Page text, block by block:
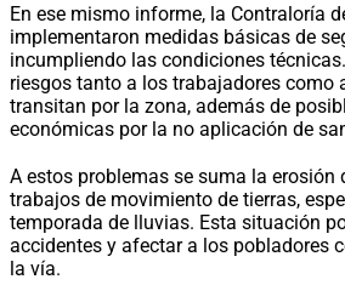
En ese mismo informe, la Contraloría
implementaron medidas básicas de
incumpliendo las condiciones
riesgos tanto a los trabajadores como
transitan por la zona, además de
económicas por la no aplicación de
A estos problemas se suma la erosión
trabajos de movimiento de tierras,
temporada de lluvias. Esta situación
accidentes y afectar a los pobladores
la vía.